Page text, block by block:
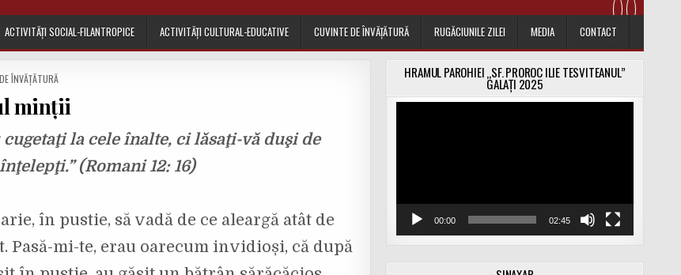
ACTIVITĂȚI SOCIAL-FILANTROPICE ACTIVITĂȚI CULTURAL-EDUCATIVE CUVINTE DE ÎNVĂȚĂTURĂ RUGĂCIUNILE ZILEI MEDIA CONTACT
ÎNVĂȚĂTURĂ
minții
la cele înalte, ci lăsaţi-vă duşi de
(Romani 12: 16)
în pustie, să vadă de ce aleargă atât de
mi-te, erau oarecum invidioși, că după
HRAMUL PAROHIEI „SF. PROROC ILIE TESVITEANUL”
GALAȚI 2025
00:00 02:45